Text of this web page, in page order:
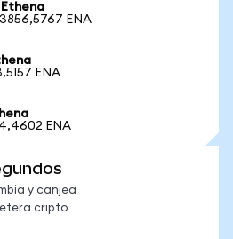
Ethena
ENA
ENA
ENA
y canjea
cripto